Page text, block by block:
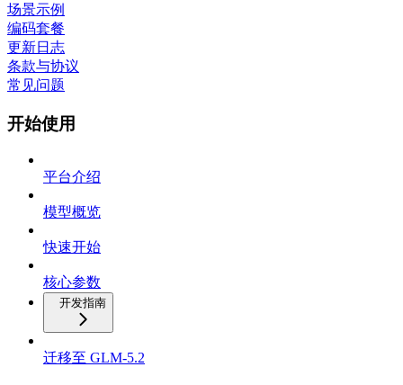
场景示例
编码套餐
更新日志
条款与协议
常见问题
开始使用
平台介绍
模型概览
快速开始
核心参数
开发指南
迁移至 GLM-5.2